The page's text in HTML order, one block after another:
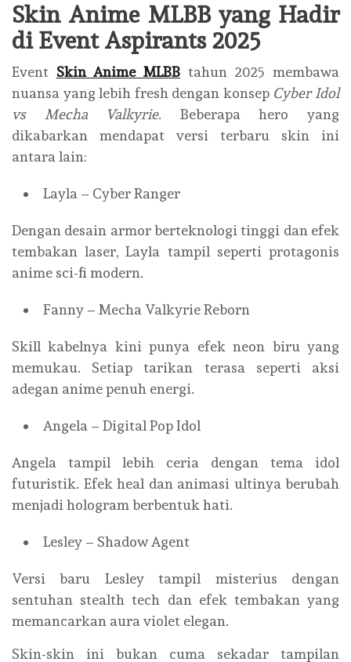
Skin Anime MLBB yang Hadir
di Event Aspirants 2025
Event Skin Anime MLBB tahun 2025 membawa
nuansa yang lebih fresh dengan konsep Cyber Idol
vs Mecha Valkyrie. Beberapa hero yang
dikabarkan mendapat versi terbaru skin ini
antara lain:
Layla – Cyber Ranger
Dengan desain armor berteknologi tinggi dan efek
tembakan laser, Layla tampil seperti protagonis
anime sci-fi modern.
Fanny – Mecha Valkyrie Reborn
Skill kabelnya kini punya efek neon biru yang
memukau. Setiap tarikan terasa seperti aksi
adegan anime penuh energi.
Angela – Digital Pop Idol
Angela tampil lebih ceria dengan tema idol
futuristik. Efek heal dan animasi ultinya berubah
menjadi hologram berbentuk hati.
Lesley – Shadow Agent
Versi baru Lesley tampil misterius dengan
sentuhan stealth tech dan efek tembakan yang
memancarkan aura violet elegan.
Skin-skin ini bukan cuma sekadar tampilan